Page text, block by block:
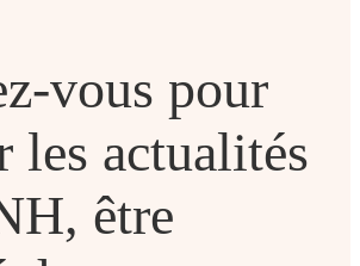
vous pour
les actualités
être